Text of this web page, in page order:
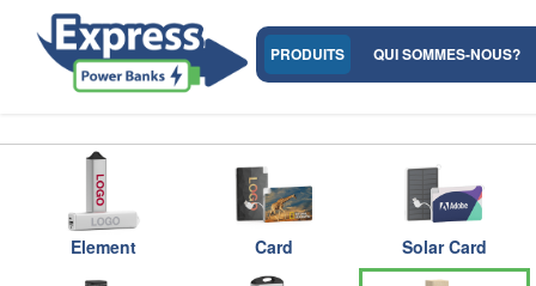
PRODUITS QUI SOMMES-NOUS?
Element Card Solar Card